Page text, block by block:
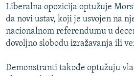
Liberalna opozicija optužuje
da novi ustav, koji je usvojen na
nacionalnom referendumu u
dovoljno slobodu izražavanja ili
Demonstranti takođe optužuju